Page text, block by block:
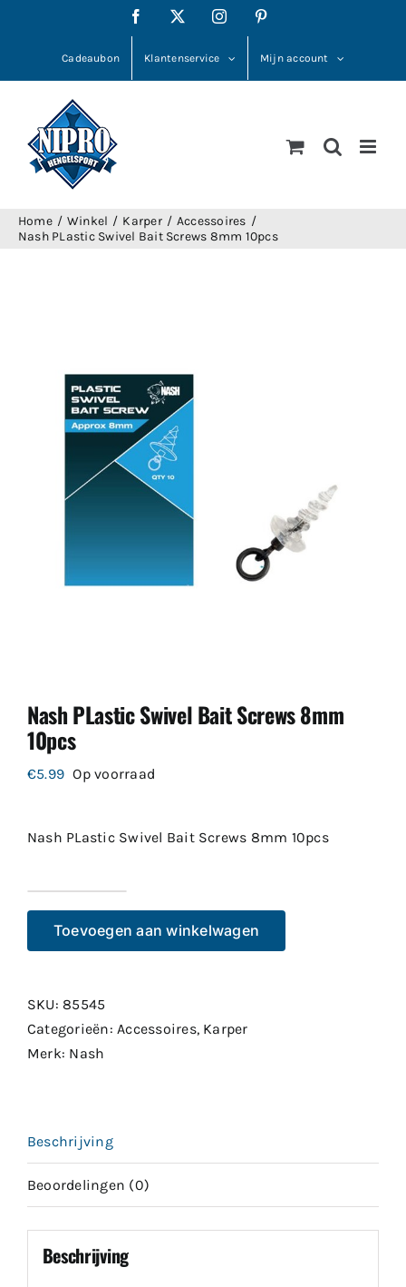
Facebook Instagram
Cadeaubon Klantenservice Mijn account
Home Winkel Karper
Accessoires
Nash PLastic Swivel Bait Screws 8mm 10pcs
Nash PLastic Swivel Bait Screws 8mm
10pcs
€5.99 Op voorraad
Nash PLastic Swivel Bait Screws 8mm 10pcs
PLastic
Swivel
Screws
8mm
10pcs
Toevoegen aan winkelwagen
SKU: 85545
Categorieën: Accessoires, Karper
Merk: Nash
Beschrijving
Beoordelingen (0)
Beschrijving